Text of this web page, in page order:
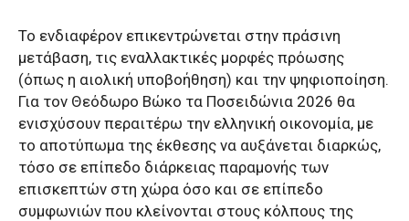
Το ενδιαφέρον επικεντρώνεται στην πράσινη
μετάβαση, τις εναλλακτικές μορφές πρόωσης
(όπως η αιολική υποβοήθηση) και την ψηφιοποίηση.
Για τον Θεόδωρο Βώκο τα Ποσειδώνια 2026 θα
ενισχύσουν περαιτέρω την ελληνική οικονομία, με
το αποτύπωμα της έκθεσης να αυξάνεται διαρκώς,
τόσο σε επίπεδο διάρκειας παραμονής των
επισκεπτών στη χώρα όσο και σε επίπεδο
συμφωνιών που κλείνονται στους κόλπους της